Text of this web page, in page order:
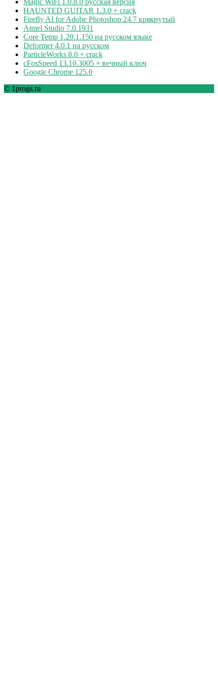
Magic WiFi 1.0.8.0 русская версия
HAUNTED GUITAR 1.3.0 + crack
Firefly AI for Adobe Photoshop 24.7 крякнутый
Atmel Studio 7.0.1931
Core Temp 1.20.1.150 на русском языке
Deformer 4.0.1 на русском
ParticleWorks 8.0 + crack
cFosSpeed 13.10.3005 + вечный ключ
Google Chrome 125.0
© 1progs.ru